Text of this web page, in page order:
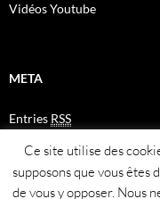
Vidéos Youtube
META
Entries RSS
CommentsRSS
Plan du site
Ce site utilise des
supposons que vous êtes
de vous y opposer. Nous